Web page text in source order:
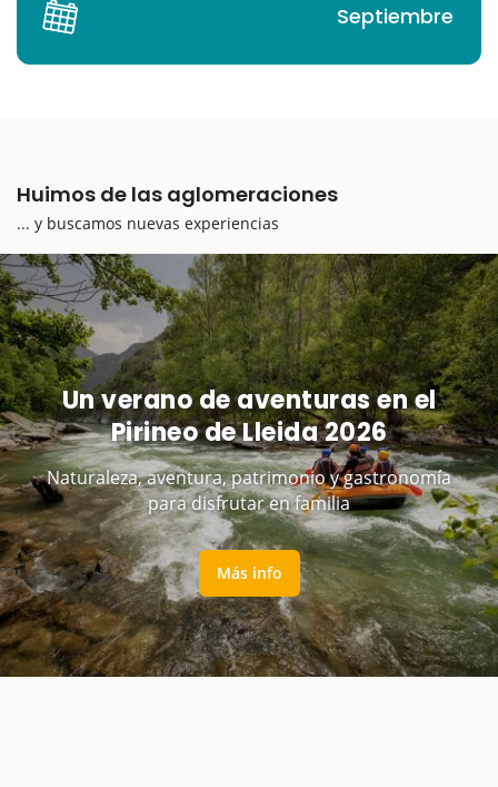
Septiembre
Huimos de las aglomeraciones
... y buscamos nuevas experiencias
Un verano de aventuras en el
Pirineo de Lleida 2026
Naturaleza, aventura, patrimonio y gastronomía
para disfrutar en familia
Más info